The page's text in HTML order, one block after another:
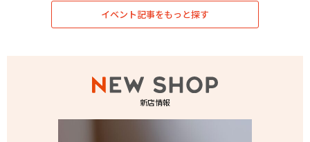
イベント記事をもっと探す
新店情報